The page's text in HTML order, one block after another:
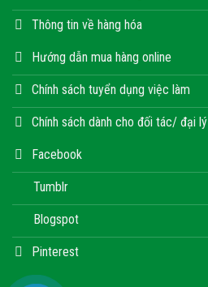
Thông tin về hàng hóa
Hướng dẫn mua hàng online
Chính sách tuyển dụng việc làm
Chính sách dành cho đối tác/ đại lý
Facebook
Tumblr
Blogspot
Pinterest